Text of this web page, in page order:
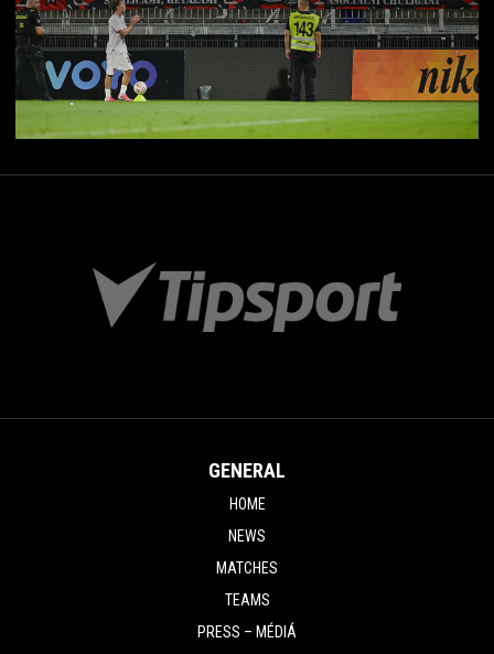
GENERAL
HOME
NEWS
MATCHES
TEAMS
PRESS – MÉDIÁ